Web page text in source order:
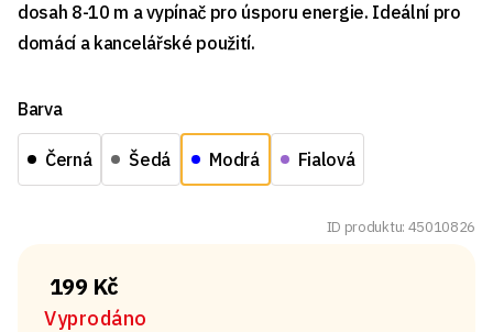
dosah 8-10 m a vypínač pro úsporu energie. Ideální pro
domácí a kancelářské použití.
Barva
Černá Šedá Modrá Fialová
ID produktu: 45010826
199 Kč
Vyprodáno